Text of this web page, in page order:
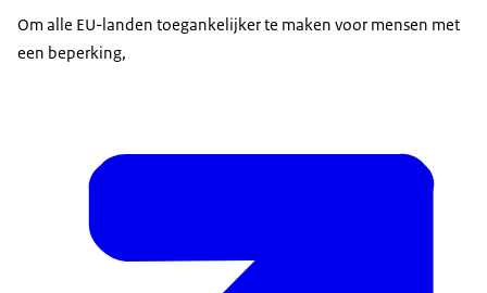
Om alle EU-landen toegankelijker te maken voor mensen met
een beperking,